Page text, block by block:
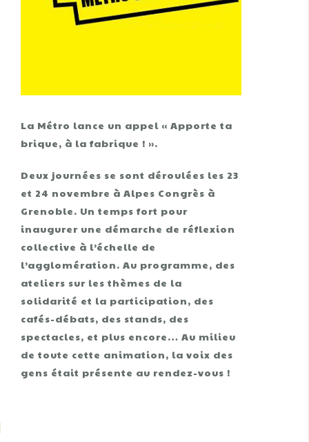
La Métro lance un appel « Apporte ta
brique, à la fabrique ! ».
Deux journées se sont déroulées les 23
et 24 novembre à Alpes Congrès à
Grenoble. Un temps fort pour
inaugurer une démarche de réflexion
collective à l’échelle de
l’agglomération. Au programme, des
ateliers sur les thèmes de la
solidarité et la participation, des
cafés-débats, des stands, des
spectacles, et plus encore… Au milieu
de toute cette animation, la voix des
gens était présente au rendez-vous !